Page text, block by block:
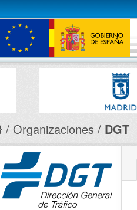
Organizaciones DGT